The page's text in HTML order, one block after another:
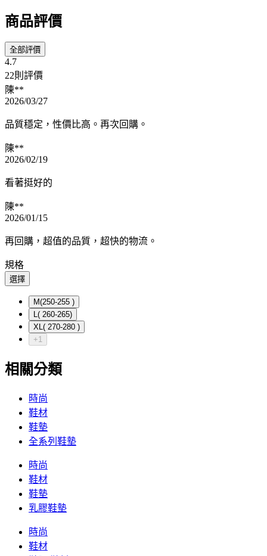
商品評價
全部評價
4.7
22則評價
陳**
2026/03/27
品質穩定，性價比高。再次回購。
陳**
2026/02/19
看著挺好的
陳**
2026/01/15
再回購，超值的品質，超快的物流。
規格
選擇
M(250-255 )
L( 260-265)
XL( 270-280 )
+1
相關分類
時尚
鞋材
鞋墊
全系列鞋墊
時尚
鞋材
鞋墊
乳膠鞋墊
時尚
鞋材